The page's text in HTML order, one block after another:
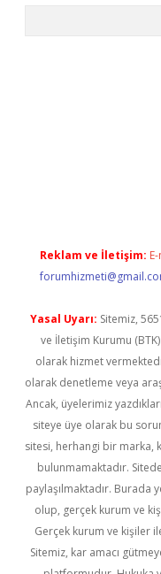
Reklam ve İletişim:
Yasal Uyarı: Sitemiz,
ve İletişim Kurumu
olarak hizmet
olarak denetleme veya
Ancak, üyelerimiz
siteye üye olarak bu
sitesi, herhangi bir marka,
bulunmamaktadır.
paylaşılmaktadır. Burada
olup, gerçek kurum ve
Gerçek kurum ve kişiler
Sitemiz, kar amacı